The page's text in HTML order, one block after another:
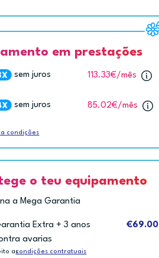
em prestações
sem juros 113.33€/mês
sem juros 85.02€/mês
condições
o teu equipamento
a Mega Garantia
Extra + 3 anos
avarias
€69.00
ascondições contratuais